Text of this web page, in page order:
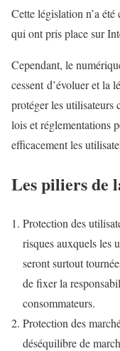
Cette législation n’a été
qui ont pris place sur
Cependant, le
cessent d’évoluer et la
protéger les utilisateurs
lois et réglementations
efficacement les
Les piliers de
Protection des
risques auxquels les
seront surtout
de fixer la
consommateurs.
Protection des
déséquilibre de